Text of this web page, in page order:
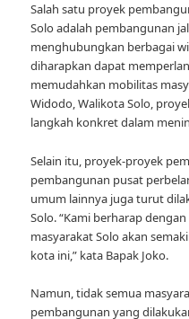
Salah satu proyek
Solo adalah pembangunan
menghubungkan berbagai
diharapkan dapat
memudahkan mobilitas
Widodo, Walikota Solo,
langkah konkret dalam
Selain itu, proyek-proyek
pembangunan pusat
umum lainnya juga turut
Solo. “Kami berharap
masyarakat Solo akan
kota ini,” kata Bapak Joko.
Namun, tidak semua
pembangunan yang